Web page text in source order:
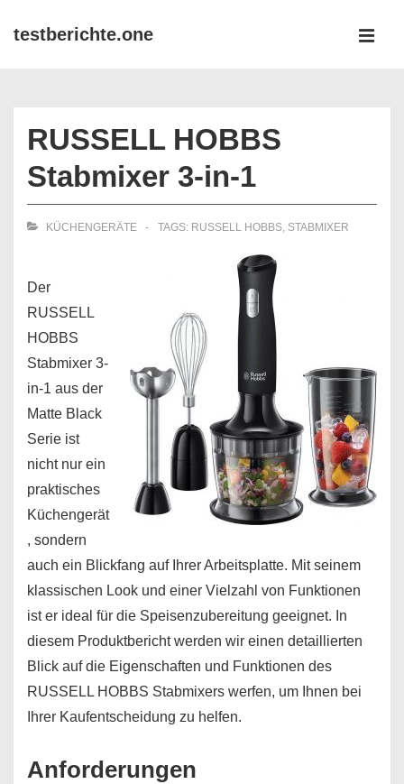
Zumtestberichte.one
RUSSELL HOBBS
Stabmixer 3-in-1
KÜCHENGERÄTE TAGS: RUSSELL HOBBS, STABMIXER
Der
RUSSELL
HOBBS
Stabmixer 3-
in-1 aus der
Matte Black
Serie ist
nicht nur ein
praktisches
Küchengerät
, sondern
auch ein Blickfang auf Ihrer Arbeitsplatte. Mit seinem
klassischen Look und einer Vielzahl von Funktionen
ist er ideal für die Speisenzubereitung geeignet. In
diesem Produktbericht werden wir einen detaillierten
Blick auf die Eigenschaften und Funktionen des
RUSSELL HOBBS Stabmixers werfen, um Ihnen bei
Ihrer Kaufentscheidung zu helfen.
Anforderungen